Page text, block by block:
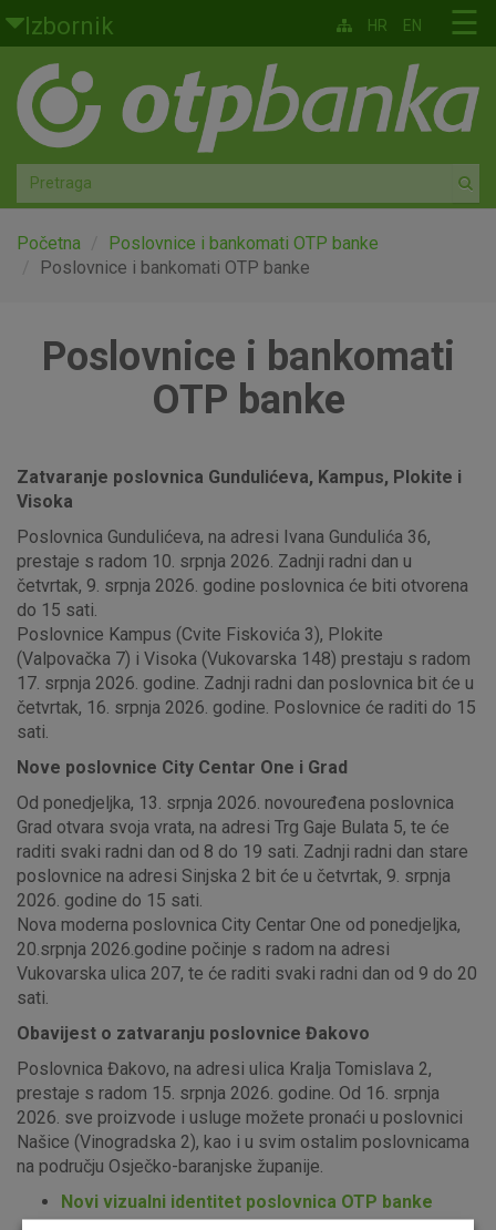
Skoči na glavni sadržaj
Izbornik
Građani
Privatno bankarstvo
Agro
Mala poduzeća i obrtnici
Globalna tržišta
☰
HR EN
Početna
Poslovnice i bankomati OTP banke
Poslovnice i bankomati OTP banke
Poslovnice i bankomati
OTP banke
Zatvaranje poslovnica Gundulićeva, Kampus, Plokite i
Visoka
Poslovnica Gundulićeva, na adresi Ivana Gundulića 36,
prestaje s radom 10. srpnja 2026. Zadnji radni dan u
četvrtak, 9. srpnja 2026. godine poslovnica će biti otvorena
do 15 sati.
Poslovnice Kampus (Cvite Fiskovića 3), Plokite
(Valpovačka 7) i Visoka (Vukovarska 148) prestaju s radom
17. srpnja 2026. godine. Zadnji radni dan poslovnica bit će u
četvrtak, 16. srpnja 2026. godine. Poslovnice će raditi do 15
sati.
Nove poslovnice City Centar One i Grad
Od ponedjeljka, 13. srpnja 2026. novouređena poslovnica
Grad otvara svoja vrata, na adresi Trg Gaje Bulata 5, te će
raditi svaki radni dan od 8 do 19 sati. Zadnji radni dan stare
poslovnice na adresi Sinjska 2 bit će u četvrtak, 9. srpnja
2026. godine do 15 sati.
Nova moderna poslovnica City Centar One od ponedjeljka,
20.srpnja 2026.godine počinje s radom na adresi
Vukovarska ulica 207, te će raditi svaki radni dan od 9 do 20
sati.
Obavijest o zatvaranju poslovnice Đakovo
Poslovnica Đakovo, na adresi ulica Kralja Tomislava 2,
prestaje s radom 15. srpnja 2026. godine. Od 16. srpnja
2026. sve proizvode i usluge možete pronaći u poslovnici
Našice (Vinogradska 2), kao i u svim ostalim poslovnicama
na području Osječko-baranjske županije.
Novi vizualni identitet poslovnica OTP banke